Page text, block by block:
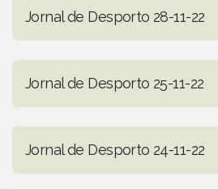
Jornal de Desporto 28-11-22
Jornal de Desporto 25-11-22
Jornal de Desporto 24-11-22